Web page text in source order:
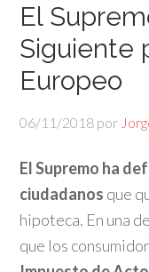
El
Siguiente
Europeo
06/11/2018 por
El Supremo ha
ciudadanos que
hipoteca. En una
que los